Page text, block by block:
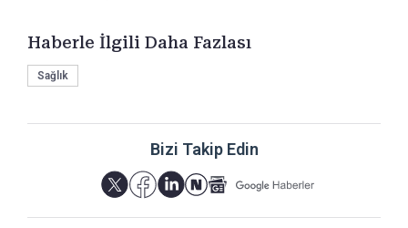
Haberle İlgili Daha Fazlası
Sağlık
Bizi Takip Edin